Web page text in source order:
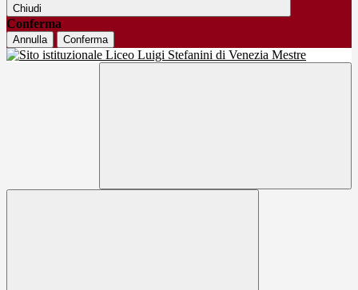
Chiudi
Conferma
Annulla Conferma